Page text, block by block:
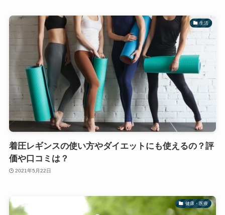
生活
着圧レギンスの使い方やダイエットにも使えるの？評
価や口コミは？
2021年5月22日
健康・医療